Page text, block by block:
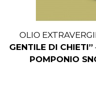
OLIO
GENTILE DI CHIETI”
POMPONIO